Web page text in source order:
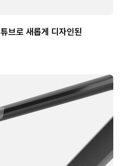
브로 새롭게 디자인된